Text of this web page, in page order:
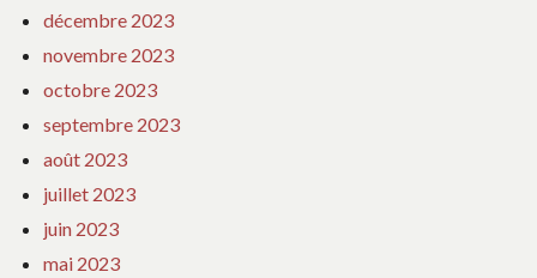
décembre 2023
novembre 2023
octobre 2023
septembre 2023
août 2023
juillet 2023
juin 2023
mai 2023